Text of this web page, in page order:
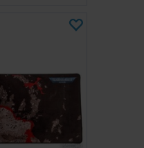
40,000-spel